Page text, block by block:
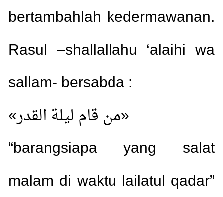
bertambahlah kedermawanan.
Rasul –shallallahu ‘alaihi wa
sallam- bersabda :
«من قام ليلة القدر»
“barangsiapa yang salat
malam di waktu lailatul qadar”